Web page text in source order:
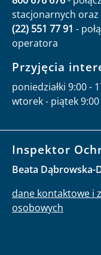
stacjonarnych
(22) 551 77 91 -
operatora
Przyjęcia
poniedziałki 9:00 -
wtorek - piątek 9:00
Inspektor
Beata Dąbrowska-
dane kontaktowe i
osobowych